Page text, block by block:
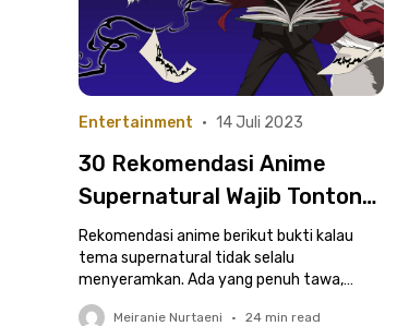
Entertainment • 14 Juli 2023
30 Rekomendasi Anime
Supernatural Wajib Tonton
di Kost, Nggak Selalu Horor!
Rekomendasi anime berikut bukti kalau
tema supernatural tidak selalu
menyeramkan. Ada yang penuh tawa,
menyentuh dan romantis!
Meiranie Nurtaeni • 24 min read